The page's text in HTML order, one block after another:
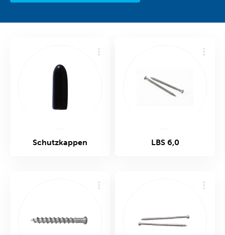
Schutzkappen LBS 6,0